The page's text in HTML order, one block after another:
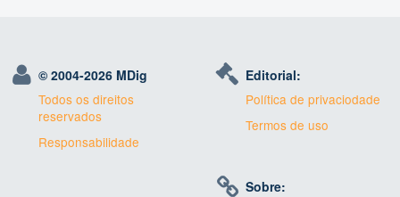
© 2004-2026 MDig
Todos os direitos
reservados
Responsabilidade
Editorial:
Política de privaciodade
Termos de uso
Sobre: